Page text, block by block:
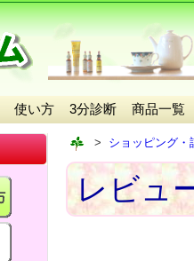
使い方 3分診断 商品一覧
ショッピング・
レビュ